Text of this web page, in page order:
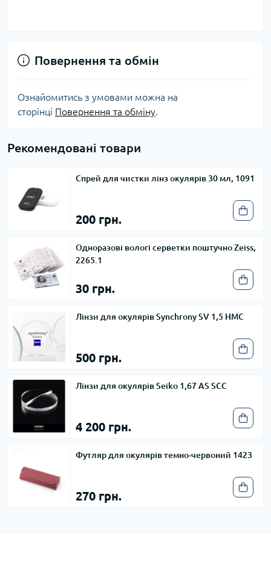
Повернення та обмін
Ознайомитись з умовами можна на
сторінці Повернення та обміну
Рекомендовані товари
Спрей для чистки лінз окулярів 30 мл, 1091
200 грн.
Одноразові вологі серветки поштучно Zeiss,
2265.1
30 грн.
Лінзи для окулярів Synchrony SV 1,5 HMC
500 грн.
Лінзи для окулярів Seiko 1,67 AS SCC
4 200 грн.
Футляр для окулярів темно-червоний 1423
270 грн.